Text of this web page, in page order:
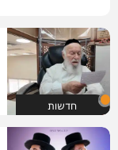
חדשות